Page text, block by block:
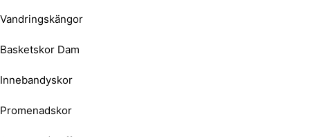
Vandringskängor
Basketskor Dam
Innebandyskor
Promenadskor